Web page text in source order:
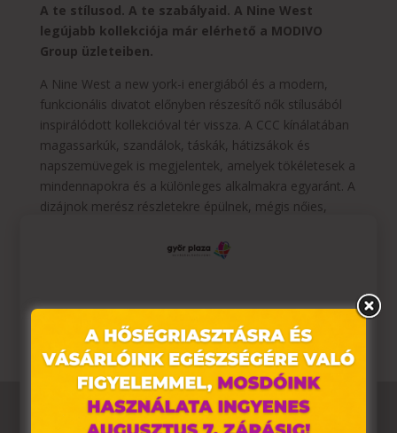
A te stílusod. A te szabályaid. A Nine West
legújabb kollekciója már elérhető a MODIVO
Group üzleteiben.
A Nine West a new york-i energiából és a modern,
funkcionális divatot előnyben részesítő nők stílusából
inspirálódott kollekcióval tér vissza. A CCC kínálatában
magassarkúk, szandálok, táskák, hátizsákok és
napszemüvegek is megjelentek, amelyek tökéletesek a
mindennapokra és a különleges alkalmakra egyaránt. A
dizájnok merész részletekre épülnek, mégis nőies,
A Nine West legújabb kollekciójának táskái, cipői és
Ez az oldal sütiket használ
Weboldalunkon „cookie"-kat (továbbiakban „süti")
alkalmazunk. Ezek olyan fájlok, melyek információt
tárolnak webes böngészőjében. Ehhez az Ön
hozzájárulása szükséges.